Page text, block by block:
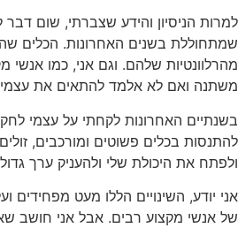
למרות הניסיון והידע שצברתי, שום
שמתחוללת בשנים האחרונות. הכלים
מהרלוונטיות שלהם. וגם אני, כמו אנשי
משתנה ואם לא אלמד להתאים את
להתנסות בכלים פשוטים ומורכבים,
ולפתח את היכולת שלי ולהעניק ערך
אני יודע, השינויים הללו מעט מפחידים
של אנשי מקצוע רבים. אבל אני חושב